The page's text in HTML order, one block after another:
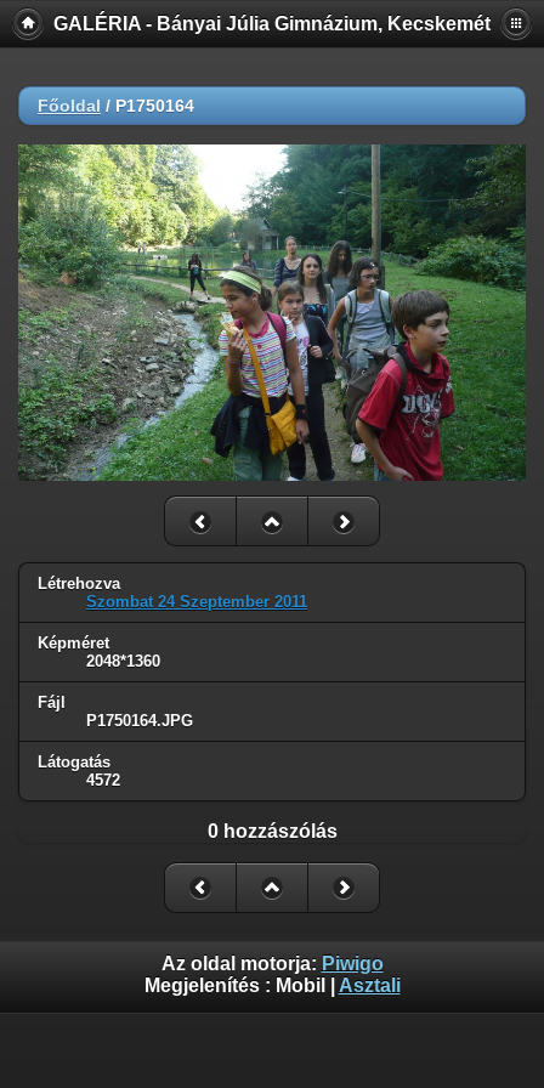
GALÉRIA - Bányai Júlia Gimnázium, Kecskemét
Főoldal / P1750164
Létrehozva
Szombat 24 Szeptember 2011
Képméret
2048*1360
Fájl
P1750164.JPG
Látogatás
4572
0 hozzászólás
Az oldal motorja: Piwigo
Megjelenítés : Mobil Asztali